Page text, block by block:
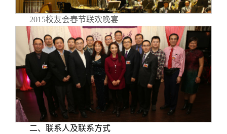
2015校友会春节联欢晚宴
二、联系人及联系方式